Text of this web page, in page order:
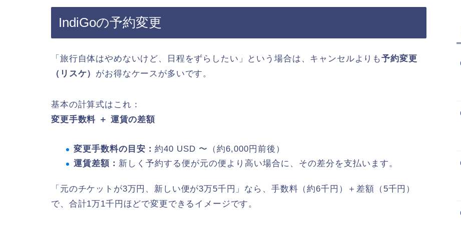
IndiGoの予約変更
「旅行自体はやめないけど、日程をずらしたい」という場合は、キャンセルよりも予約変更
（リスケ） がお得なケースが多いです。
基本の計算式はこれ：
変更手数料 ＋ 運賃の差額
変更手数料の目安： 約40 USD 〜（約6,000円前後）
運賃差額： 新しく予約する便が元の便より高い場合に、その差分を支払います。
「元のチケットが3万円、新しい便が3万5千円」なら、手数料（約6千円）＋差額（5千円）
で、合計1万1千円ほどで変更できるイメージです。